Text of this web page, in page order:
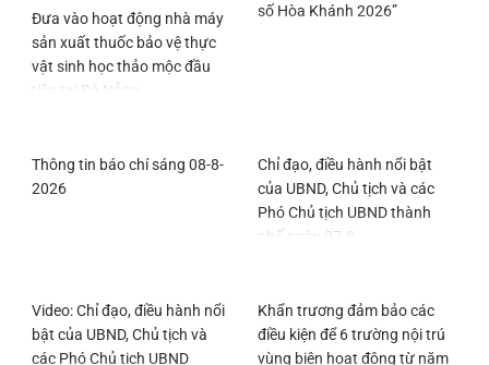
Đưa vào hoạt động nhà máy
sản xuất thuốc bảo vệ thực
vật sinh học thảo mộc đầu
tiên tại Đà Nẵng
số Hòa Khánh 2026”
Thông tin báo chí sáng 08-8-
2026
Chỉ đạo, điều hành nổi bật
của UBND, Chủ tịch và các
Phó Chủ tịch UBND thành
phố ngày 07-8
Video: Chỉ đạo, điều hành nổi
bật của UBND, Chủ tịch và
các Phó Chủ tịch UBND
Khẩn trương đảm bảo các
điều kiện để 6 trường nội trú
vùng biên hoạt động từ năm